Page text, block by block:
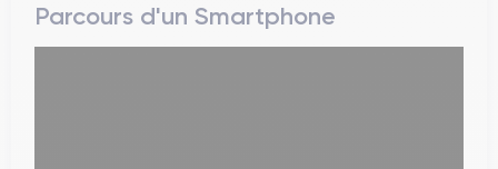
Parcours d'un Smartphone